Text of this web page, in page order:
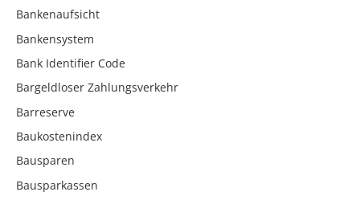
Bankenaufsicht
Bankensystem
Bank Identifier Code
Bargeldloser Zahlungsverkehr
Barreserve
Baukostenindex
Bausparen
Bausparkassen